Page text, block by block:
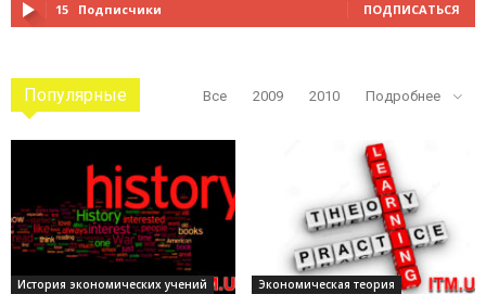
15 Подписчики ПОДПИСАТЬСЯ
Популярные Все 2009 2010 Подробнее
История экономических учений Экономическая теория